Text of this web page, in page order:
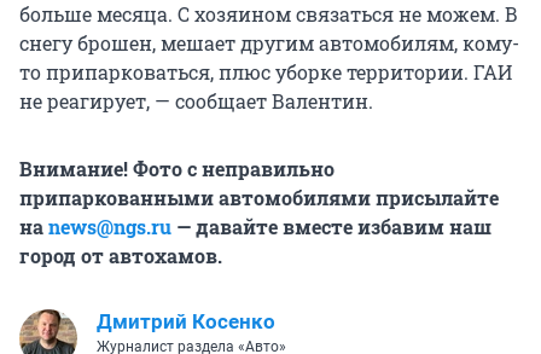
больше месяца. С хозяином связаться не можем. В
снегу брошен, мешает другим автомобилям, кому-
то припарковаться, плюс уборке территории. ГАИ
не реагирует, — сообщает Валентин.
Внимание! Фото с неправильно
припаркованными автомобилями присылайте
наnews@ngs.ru — давайте вместе избавим наш
город от автохамов.
Дмитрий Косенко
Журналист раздела «Авто»